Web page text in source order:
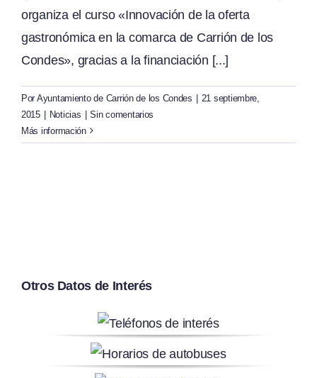
organiza el curso «Innovación de la oferta
gastronómica en la comarca de Carrión de los
Condes», gracias a la financiación [...]
Por Ayuntamiento de Carrión de los Condes
21 septiembre,
2015
Noticias
Sin comentarios
Más información
Otros Datos de Interés